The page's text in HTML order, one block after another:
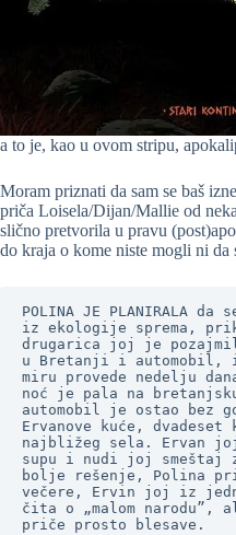
a to je, kao u ovom stripu,
Moram priznati da sam se baš
priča Loisela/Dijan/Mallie od
slično pretvorila u pravu
do kraja o kome niste mogli ni da
POLINA JE PLANIRALA
iz ekologije sprema,
drugarica joj je
u Bretanji i automobil,
miru provede nedelju
noć je pala na
automobil je ostao bez
Ervanove kuće, dvadeset
najbližeg sela. Ervan
supu i nudi joj smeštaj
bolje rešenje, Polina
večere, Ervin joj iz
čita o „malom narodu”,
priče prosto blesave.